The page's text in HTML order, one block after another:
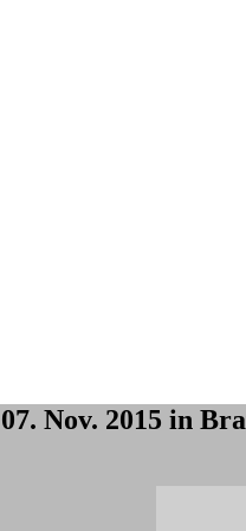
Nov. 2015 in